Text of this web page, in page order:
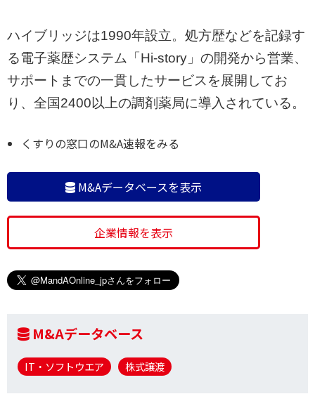
ハイブリッジは1990年設立。処方歴などを記録す
る電子薬歴システム「Hi-story」の開発から営業、
サポートまでの一貫したサービスを展開してお
り、全国2400以上の調剤薬局に導入されている。
くすりの窓口のM&A速報をみる
M&Aデータベースを表示
企業情報を表示
M&Aデータベース
IT・ソフトウエア 株式譲渡